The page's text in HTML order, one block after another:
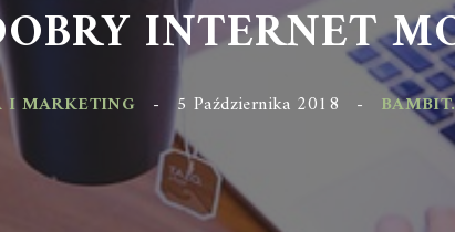
INTERNET
5 Października 2018 BAMBIT.PL